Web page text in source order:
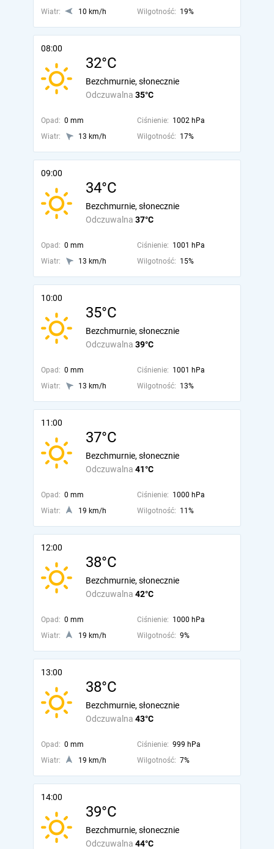
Wiatr: 10 km/h Wilgotność: 19%
08:00
32°C
Odczuwalna 35°C
Bezchmurnie, słonecznie
Opad: 0 mm Ciśnienie: 1002 hPa
Wiatr:
13 km/h Wilgotność: 17%
09:00
34°C
Odczuwalna 37°C
Bezchmurnie, słonecznie
Opad: 0 mm Ciśnienie: 1001 hPa
Wiatr:
13 km/h Wilgotność: 15%
10:00
35°C
Odczuwalna 39°C
Bezchmurnie, słonecznie
Opad: 0 mm Ciśnienie: 1001 hPa
Wiatr:
13 km/h Wilgotność: 13%
11:00
37°C
Odczuwalna 41°C
Bezchmurnie, słonecznie
Opad: 0 mm Ciśnienie: 1000 hPa
Wiatr:
19 km/h Wilgotność: 11%
12:00
38°C
Odczuwalna 42°C
Bezchmurnie, słonecznie
Opad: 0 mm Ciśnienie: 1000 hPa
Wiatr:
19 km/h Wilgotność: 9%
13:00
38°C
Odczuwalna 43°C
Bezchmurnie, słonecznie
Opad: 0 mm Ciśnienie: 999 hPa
Wiatr:
19 km/h Wilgotność: 7%
14:00
39°C
Odczuwalna 44°C
Bezchmurnie, słonecznie